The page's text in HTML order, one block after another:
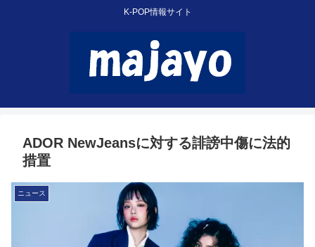
K-POP情報サイト
ADOR NewJeansに対する誹謗中傷に法的
措置
ニュース